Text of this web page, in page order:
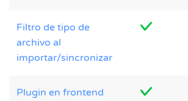
Filtro de tipo de
archivo al
importar/sincronizar
Plugin en frontend